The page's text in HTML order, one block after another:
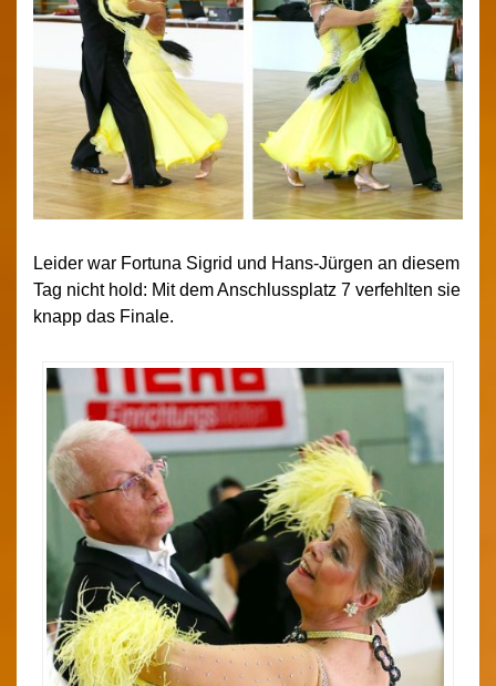
Leider war Fortuna Sigrid und Hans-Jürgen an diesem
Tag nicht hold: Mit dem Anschlussplatz 7 verfehlten sie
knapp das Finale.